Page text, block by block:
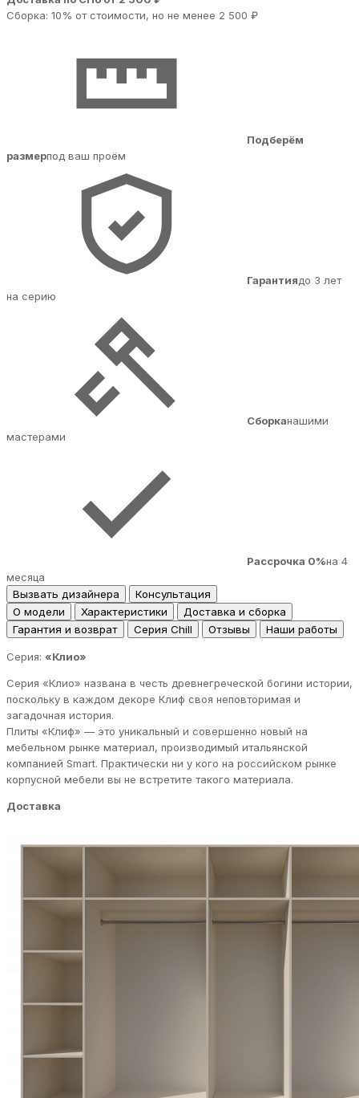
Сборка: 10% от стоимости, но не менее 2 500 ₽
Подберём
размерпод ваш проём
Гарантиядо 3 лет
на серию
Сборканашими
мастерами
Рассрочка 0%на 4
месяца
Вызвать дизайнера
Консультация
О модели
Характеристики
Доставка и сборка
Гарантия и возврат
Серия Chill Отзывы Наши работы
Серия: «Клио»
Серия «Клио» названа в честь древнегреческой богини истории,
поскольку в каждом декоре Клиф своя неповторимая и
загадочная история.
Плиты «Клиф» — это уникальный и совершенно новый на
мебельном рынке материал, производимый итальянской
компанией Smart. Практически ни у кого на российском рынке
корпусной мебели вы не встретите такого материала.
Доставка